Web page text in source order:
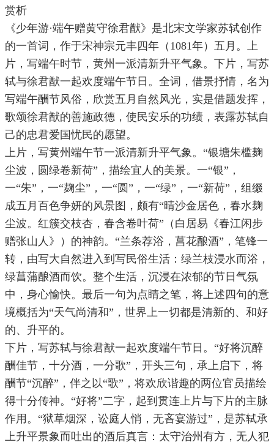
赏析
《少年游·端午赠黄守徐君猷》是北宋文学家苏轼创作
的一首词，作于宋神宗元丰四年（1081年）五月。上
片，写端午时节，黄州一派清新升平气象。下片，写苏
轼与徐君猷一起欢度端午节日。全词，借景抒情，名为
写端午酬节风俗，欣赏五月自然风光，实是借题发挥，
歌颂徐君猷的善施政德，使民安乐的功绩，表露苏轼自
己的忠君爱国忧民的愿望。
上片，写黄州端午节一派清新升平气象。“银塘朱槛麹
尘波，圆绿卷新荷”，描绘宜人的美景。一“银”，
一“朱”，一“麹尘”，一“圆”，一“绿”，一“新荷”，组缀
成五月百色争妍的风景图，颇有“晴沙金居色，春水麹
尘波。红簇交枝杏，春含卷叶荷”（白居易《春江闲步
赠张山人》）的神韵。“兰条荐浴，菖花酿酒”，笔锋一
转，由写大自然进入到写民俗生活：绿兰枝浸水而浴，
绿菖蒲酿酒而饮。整个生活，沉浸在浓郁的节日气氛
中，身心愉快。最后一句为点睛之笔，将上述四句的意
境概括为“天气尚清和”，世界上一切都是清新的、和好
的、升平的。
下片，写苏轼与徐君猷一起欢度端午节日。“好将沉醉
酬佳节，十分酒，一分歌”，开头三句，承上启下，将
酬节“沉醉”，伴之以“歌”，将欢欣谐趣的两位官员描绘
得十分传神。“好将”二字，起到贯连上片与下片的主脉
作用。“狱草烟深，讼庭人悄，无吝宴游过”，是苏轼承
上升平景象而吐出的酒后真言：太守治州有方，无人犯